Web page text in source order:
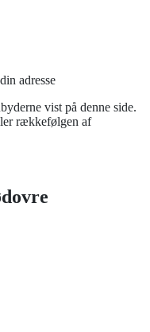
adresse
vist på denne side.
rækkefølgen af